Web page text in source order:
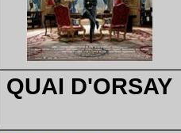
QUAI D'ORSAY